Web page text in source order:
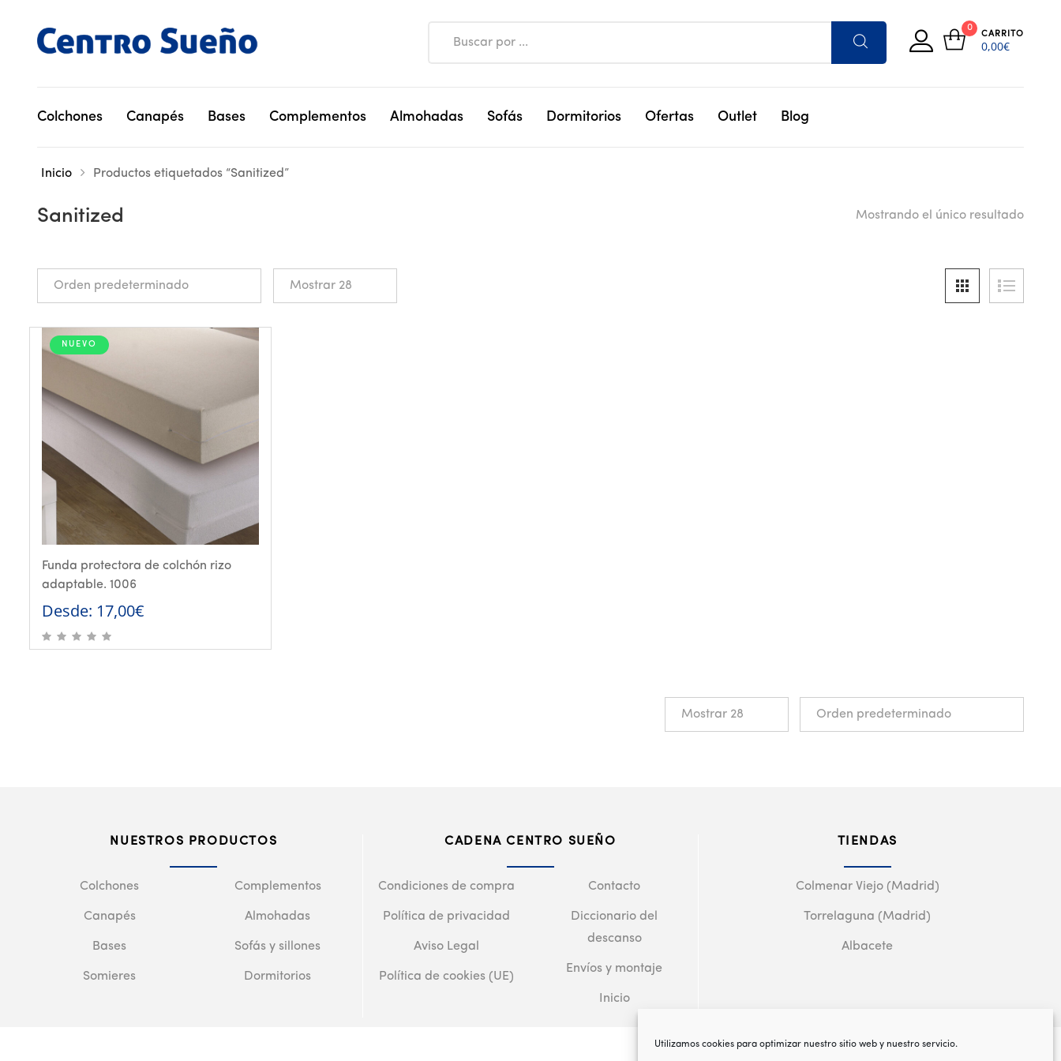
Utilizamos cookies para optimizar nuestro sitio web y nuestro servicio.
0
CARRITO
0,00€
Colchones Canapés Bases Complementos Almohadas Sofás Dormitorios Ofertas Outlet Blog
Inicio Productos etiquetados “Sanitized”
Sanitized Mostrando el único resultado
NUEVO
Funda protectora de colchón rizo
adaptable. 1006
Desde: 17,00€
NUESTROS PRODUCTOS
Colchones
Canapés
Bases
Somieres
Complementos
Almohadas
Sofás y sillones
Dormitorios
CADENA CENTRO SUEÑO
Condiciones de compra
Política de privacidad
Aviso Legal
Política de cookies (UE)
Contacto
Diccionario del
descanso
Envíos y montaje
Inicio
TIENDAS
Colmenar Viejo (Madrid)
Torrelaguna (Madrid)
Albacete